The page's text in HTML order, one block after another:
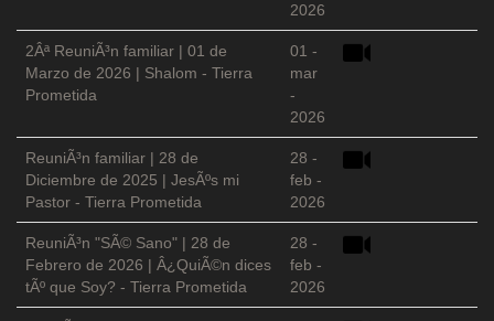
2026
2Âª ReuniÃ³n familiar | 01 de
Marzo de 2026 | Shalom - Tierra
Prometida
01 -
mar
-
2026
ReuniÃ³n familiar | 28 de
Diciembre de 2025 | JesÃºs mi
Pastor - Tierra Prometida
28 -
feb -
2026
ReuniÃ³n "SÃ© Sano" | 28 de
Febrero de 2026 | Â¿QuiÃ©n dices
tÃº que Soy? - Tierra Prometida
28 -
feb -
2026